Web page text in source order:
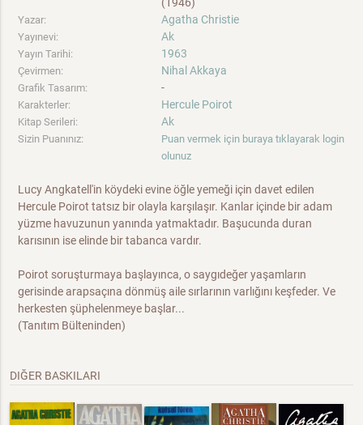
Yazar: Agatha Christie
Yayınevi: Ak
Yayın Tarihi: 1963
Çevirmen: Nihal Akkaya
Grafik Tasarım: -
Karakterler: Hercule Poirot
Kitap Serileri: Ak
Sizin Puanınız:
Puan vermek için buraya tıklayarak login
olunuz
Lucy Angkatell'in köydeki evine öğle yemeği için davet edilen
Hercule Poirot tatsız bir olayla karşılaşır. Kanlar içinde bir adam
yüzme havuzunun yanında yatmaktadır. Başucunda duran
karısının ise elinde bir tabanca vardır.
Poirot soruşturmaya başlayınca, o saygıdeğer yaşamların
gerisinde arapsaçına dönmüş aile sırlarının varlığını keşfeder. Ve
herkesten şüphelenmeye başlar...
(Tanıtım Bülteninden)
DIĞER BASKILARI